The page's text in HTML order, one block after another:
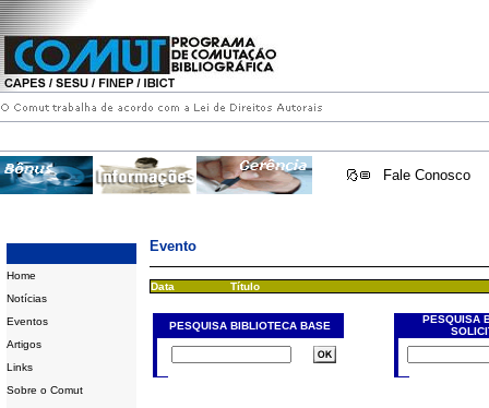
Fale Conosco
Home
Notícias
Eventos
Artigos
Links
Sobre o Comut
Evento
Data Título
PESQUISA BIBLIOTECA BASE
PESQUISA